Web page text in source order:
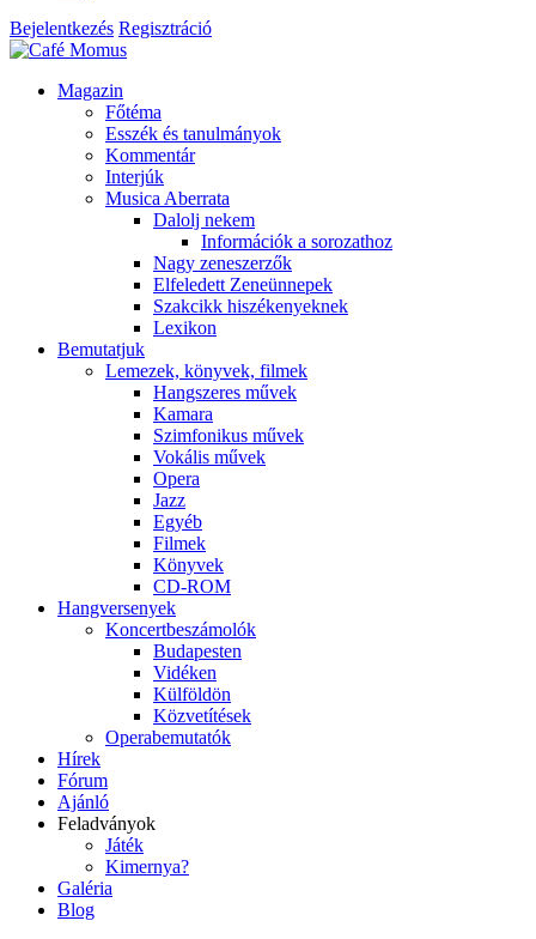
Bejelentkezés Regisztráció
Magazin
Főtéma
Esszék és tanulmányok
Kommentár
Interjúk
Musica Aberrata
Dalolj nekem
Információk a sorozathoz
Nagy zeneszerzők
Elfeledett Zeneünnepek
Szakcikk hiszékenyeknek
Lexikon
Bemutatjuk
Lemezek, könyvek, filmek
Hangszeres művek
Kamara
Szimfonikus művek
Vokális művek
Opera
Jazz
Egyéb
Filmek
Könyvek
CD-ROM
Hangversenyek
Koncertbeszámolók
Budapesten
Vidéken
Külföldön
Közvetítések
Operabemutatók
Hírek
Fórum
Ajánló
Feladványok
Játék
Kimernya?
Galéria
Blog